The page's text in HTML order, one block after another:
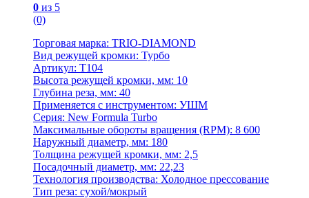
0 из 5
(0)
Торговая марка: TRIO-DIAMOND
Вид режущей кромки: Турбо
Артикул: T104
Высота режущей кромки, мм: 10
Глубина реза, мм: 40
Применяется с инструментом: УШМ
Серия: New Formula Turbo
Максимальные обороты вращения (RPM): 8 600
Наружный диаметр, мм: 180
Толщина режущей кромки, мм: 2,5
Посадочный диаметр, мм: 22,23
Технология производства: Холодное прессование
Тип реза: сухой/мокрый